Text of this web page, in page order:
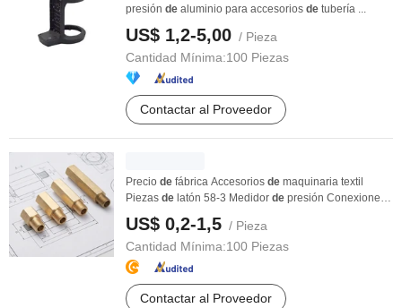
presión de aluminio para accesorios de tubería ...
US$ 1,2-5,00 / Pieza
Cantidad Mínima:100 Piezas
Contactar al Proveedor
Precio de fábrica Accesorios de maquinaria textil
Piezas de latón 58-3 Medidor de presión Conexiones
US$ 0,2-1,5 / Pieza
Cantidad Mínima:100 Piezas
Contactar al Proveedor